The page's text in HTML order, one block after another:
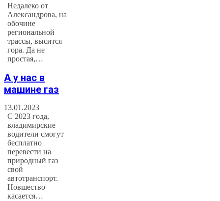
Недалеко от
Александрова, на
обочине
региональной
трассы, высится
гора. Да не
простая,…
А у нас в
машине газ
13.01.2023
С 2023 года,
владимирские
водители смогут
бесплатно
перевести на
природный газ
свой
автотранспорт.
Новшество
касается…